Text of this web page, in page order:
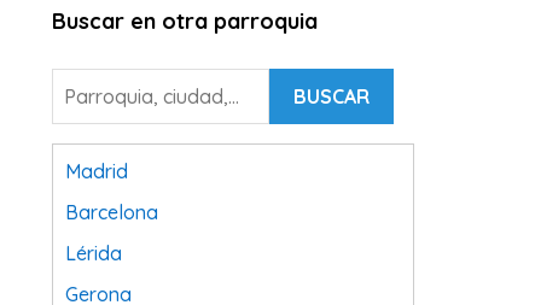
Buscar en otra parroquia
BUSCAR
Madrid
Barcelona
Lérida
Gerona